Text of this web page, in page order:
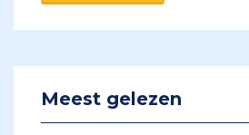
Meest gelezen